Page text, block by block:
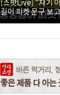
길이 피켓 문구 보
더불어민주당 당대